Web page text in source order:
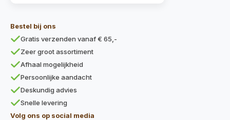
Bestel bij ons
Gratis verzenden vanaf € 65,-
Zeer groot assortiment
Afhaal mogelijkheid
Persoonlijke aandacht
Deskundig advies
Snelle levering
Volg ons op social media